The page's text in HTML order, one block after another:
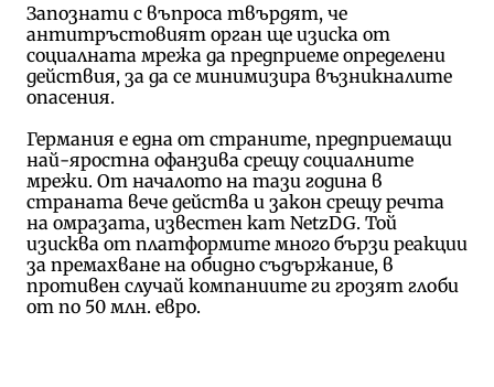
Запознати с въпроса твърдят, че
антитръстовият орган ще изиска от
социалната мрежа да предприеме определени
действия, за да се минимизира възникналите
опасения.
Германия е една от страните, предприемащи
най-яростна офанзива срещу социалните
мрежи. От началото на тази година в
страната вече действа и закон срещу речта
на омразата, известен кат NetzDG. Той
изисква от платформите много бързи реакции
за премахване на обидно съдържание, в
противен случай компаниите ги грозят глоби
от по 50 млн. евро.